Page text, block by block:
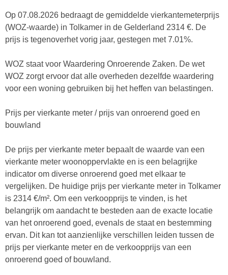
Op 07.08.2026 bedraagt de gemiddelde vierkantemeterprijs
(WOZ-waarde) in Tolkamer in de Gelderland 2314 €. De
prijs is tegenoverhet vorig jaar, gestegen met 7.01%.
WOZ staat voor Waardering Onroerende Zaken. De wet
WOZ zorgt ervoor dat alle overheden dezelfde waardering
voor een woning gebruiken bij het heffen van belastingen.
Prijs per vierkante meter / prijs van onroerend goed en
bouwland
De prijs per vierkante meter bepaalt de waarde van een
vierkante meter woonoppervlakte en is een belagrijke
indicator om diverse onroerend goed met elkaar te
vergelijken. De huidige prijs per vierkante meter in Tolkamer
is 2314 €/m². Om een verkoopprijs te vinden, is het
belangrijk om aandacht te besteden aan de exacte locatie
van het onroerend goed, evenals de staat en bestemming
ervan. Dit kan tot aanzienlijke verschillen leiden tussen de
prijs per vierkante meter en de verkoopprijs van een
onroerend goed of bouwland.